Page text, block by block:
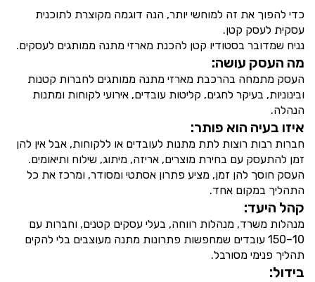
כדי להפוך את זה למוחשי יותר, הנה דוגמה מקוצרת לתוכנית
עסקית לעסק קטן.
נניח שמדובר בסטודיו קטן להכנת מארזי מתנה ממותגים לעסקים.
מה העסק עושה:
העסק מתמחה בהרכבת מארזי מתנה ממותגים לחברות קטנות
ובינוניות, בעיקר לחגים, קליטות עובדים, אירועי לקוחות ומתנות
הנהלה.
איזו בעיה הוא פותר:
חברות רבות רוצות לתת מתנות לעובדים או ללקוחות, אבל אין להן
זמן להתעסק עם בחירת מוצרים, אריזה, מיתוג, שילוח ותיאומים.
העסק חוסך להן זמן, מציע פתרון אסתטי ומסודר, ומרכז את כל
התהליך במקום אחד.
קהל היעד:
מנהלות משרד, מנהלות רווחה, בעלי עסקים קטנים, וחברות עם
10–150 עובדים שמחפשות פתרונות מתנה מעוצבים בלי להקים
תהליך פנימי מסורבל.
בידול: